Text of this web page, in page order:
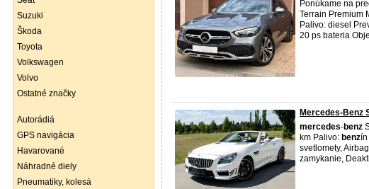
Suzuki
Škoda
Toyota
Volkswagen
Volvo
Ostatné značky
Autorádiá
GPS navigácia
Havarované
Náhradné diely
Pneumatiky, kolesá
Ponúkame na
Terrain Premium
Palivo: diesel
20 ps bateria
Mercedes-Benz
mercedes-benz
km Palivo: benz
svetlomety,
zamykanie,